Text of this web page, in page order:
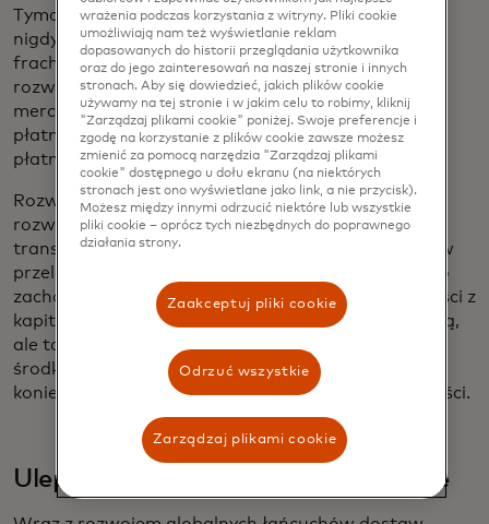
Tymczasem 63% spedytorów i 58% przewoźników
nigdy nie rozważało akceptacji płatności kartą za
fracht, co oznacza, że nadal istnieje rola dla innych
rozwiązań, w tym rozwiązań master merchant lub
merchant of record, które umożliwiają kupującemu
płatność kartą, nawet jeśli dostawca nie akceptuje
płatności kartą.
Rozwiązania card-to-account oferują inną ścieżkę
rozwoju - umożliwiając kupującym zainicjowanie
transakcji kartą, która jest płynnie przekształcana w
przelew bankowy do dostawcy. Pozwala to nie tylko
zachować zdolność kupującego do czerpania korzyści z
kapitału obrotowego wynikających z płatności kartą,
ale także zapewnia dostawcom otrzymywanie
środków bezpośrednio na konto bankowe, bez
konieczności zmiany istniejących procesów należności.
Ulepszone płatności transgraniczne
wrażenia podczas korzystania z witryny. Pliki cookie
umożliwiają nam też wyświetlanie reklam
dopasowanych do historii przeglądania użytkownika
oraz do jego zainteresowań na naszej stronie i innych
stronach. Aby się dowiedzieć, jakich plików cookie
używamy na tej stronie i w jakim celu to robimy, kliknij
"Zarządzaj plikami cookie" poniżej. Swoje preferencje i
zgodę na korzystanie z plików cookie zawsze możesz
zmienić za pomocą narzędzia "Zarządzaj plikami
cookie" dostępnego u dołu ekranu (na niektórych
stronach jest ono wyświetlane jako link, a nie przycisk).
Możesz między innymi odrzucić niektóre lub wszystkie
pliki cookie – oprócz tych niezbędnych do poprawnego
działania strony.
Zaakceptuj pliki cookie
Odrzuć wszystkie
Zarządzaj plikami cookie